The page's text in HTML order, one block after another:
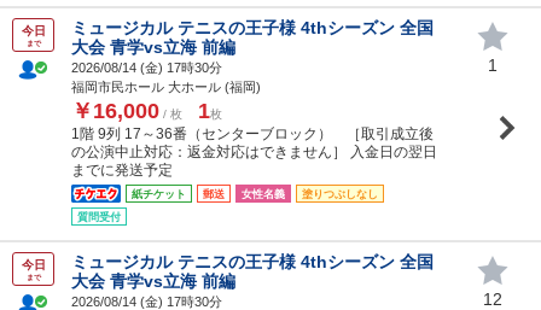
今日
まで
ミュージカル テニスの王子様 4thシーズン 全国
大会 青学vs立海 前編
2026/08/14 (金) 17時30分
福岡市民ホール 大ホール (福岡)
￥16,000 / 枚 1枚
1階 9列 17～36番（センターブロック） ［取引成立後
の公演中止対応：返金対応はできません］ 入金日の翌日
までに発送予定
紙チケット 郵送 女性名義
塗りつぶしなし
質問受付
1
今日
まで
ミュージカル テニスの王子様 4thシーズン 全国
大会 青学vs立海 前編
2026/08/14 (金) 17時30分
12